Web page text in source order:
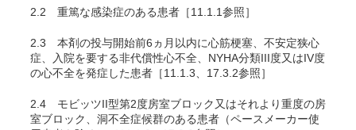
2.2 重篤な感染症のある患者［11.1.1参照］
2.3 本剤の投与開始前6ヵ月以内に心筋梗塞、不安定狭心
症、入院を要する非代償性心不全、NYHA分類III度又はIV度
の心不全を発症した患者［11.1.3、17.3.2参照］
2.4 モビッツII型第2度房室ブロック又はそれより重度の房
室ブロック、洞不全症候群のある患者（ペースメーカー使